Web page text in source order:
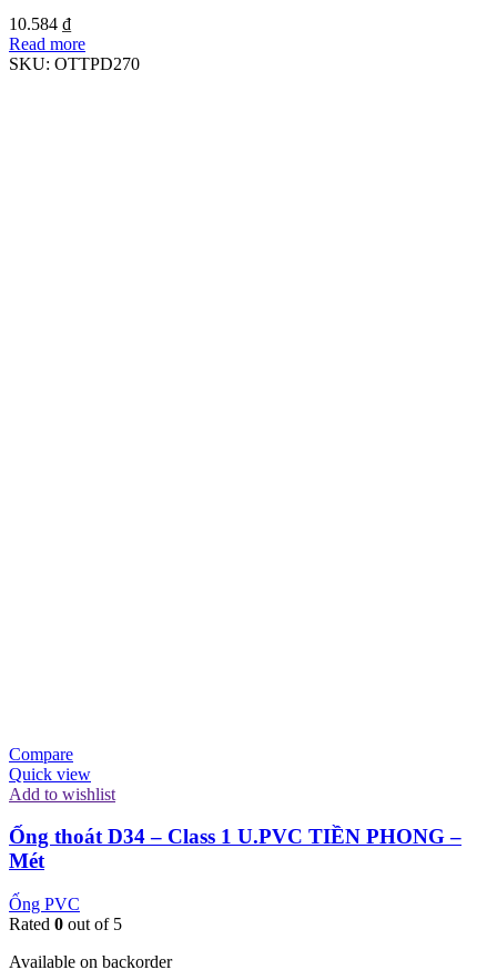
10.584 ₫
Read more
SKU: OTTPD270
Compare
Quick view
Add to wishlist
Ống thoát D34 – Class 1 U.PVC TIỀN PHONG –
Mét
Ống PVC
Rated 0 out of 5
Available on backorder